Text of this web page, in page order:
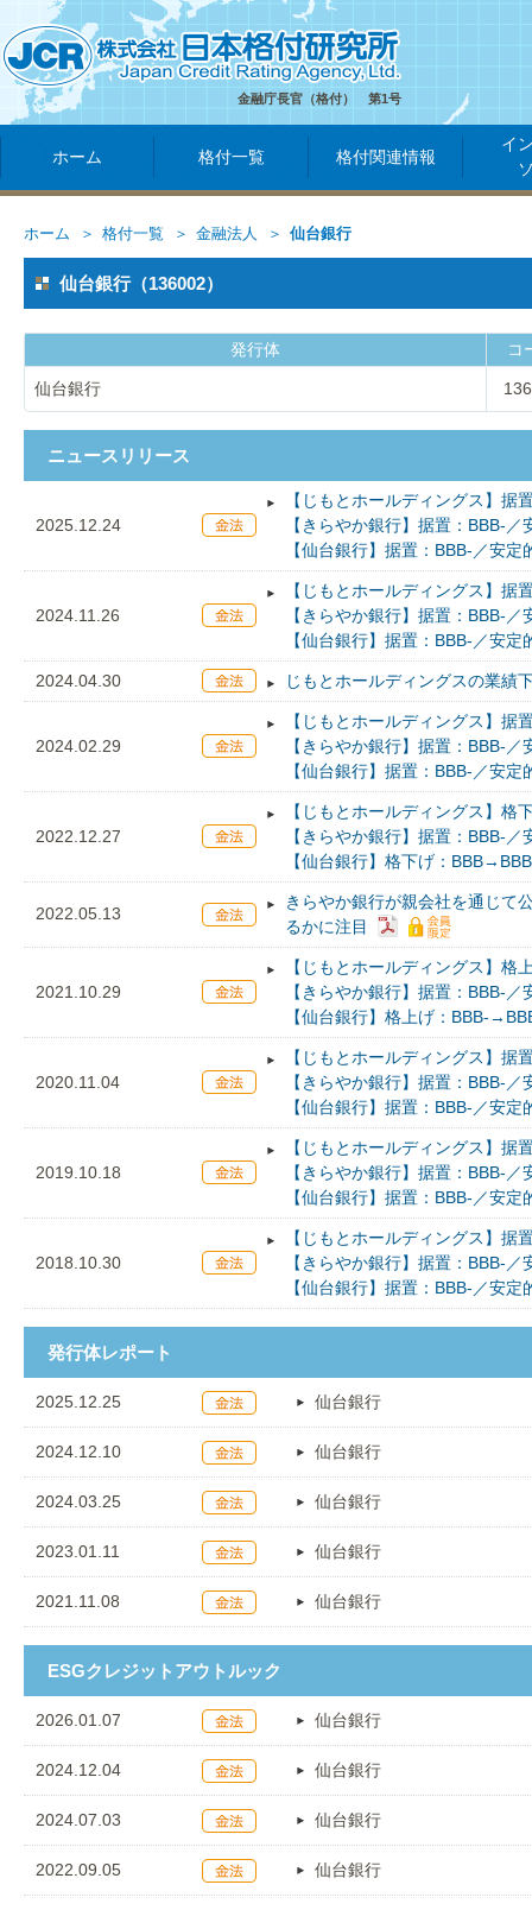
金融庁長官（格付） 第1号
ホーム 格付一覧 格付関連情報
イ
ホーム 格付一覧 金融法人 仙台銀行
仙台銀行（136002）
発行体 コ
仙台銀行
ニュースリリース
2025.12.24
【じもとホールディングス】据
【きらやか銀行】据置：BBB-／
【仙台銀行】据置：BBB-／安定
2024.11.26
【じもとホールディングス】据
【きらやか銀行】据置：BBB-／
【仙台銀行】据置：BBB-／安定
2024.04.30 じもとホールディングスの業績
2024.02.29
【じもとホールディングス】据
【きらやか銀行】据置：BBB-／
【仙台銀行】据置：BBB-／安定
2022.12.27
【じもとホールディングス】
【きらやか銀行】据置：BBB-／
【仙台銀行】格下げ：
2022.05.13
きらやか銀行が親会社を通じて
るかに注目
2021.10.29
【じもとホールディングス】
【きらやか銀行】据置：BBB-／
【仙台銀行】格上げ：BBB-
2020.11.04
【じもとホールディングス】据
【きらやか銀行】据置：BBB-／
【仙台銀行】据置：BBB-／安定
2019.10.18
【じもとホールディングス】据
【きらやか銀行】据置：BBB-／
【仙台銀行】据置：BBB-／安定
2018.10.30
【じもとホールディングス】据
【きらやか銀行】据置：BBB-／
【仙台銀行】据置：BBB-／安定
発行体レポート
2025.12.25 仙台銀行
2024.12.10 仙台銀行
2024.03.25 仙台銀行
2023.01.11 仙台銀行
2021.11.08 仙台銀行
ESGクレジットアウトルック
2026.01.07 仙台銀行
2024.12.04 仙台銀行
2024.07.03 仙台銀行
2022.09.05 仙台銀行